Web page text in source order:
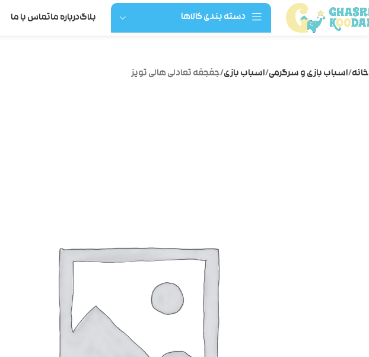
دسته بندی کالاها بلاگدرباره ماتماس با ما
خانه اسباب بازی و سرگرمی اسباب بازی جغجغه تعادلی هالی تویز